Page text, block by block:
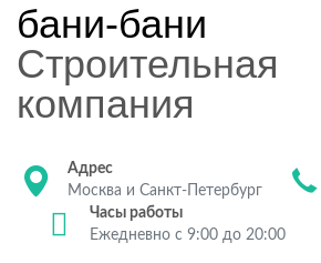
бани-бани
Строительная
компания
Адрес
Москва и Санкт-Петербург
Часы работы
Ежедневно с 9:00 до 20:00